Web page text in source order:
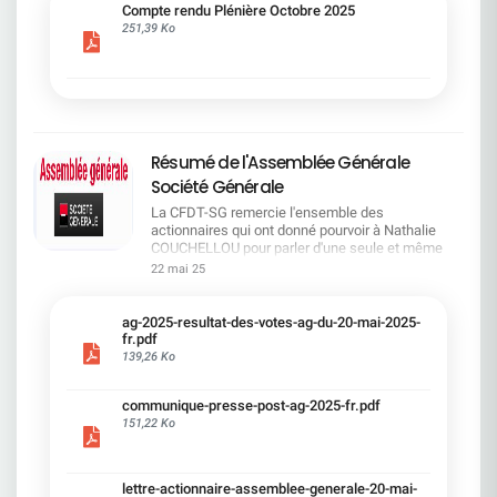
cadre du dialogue social.Bonne lecture !
Compte rendu Plénière Octobre 2025
251,39 Ko
Résumé de l'Assemblée Générale
Société Générale
La CFDT-SG remercie l'ensemble des
actionnaires qui ont donné pourvoir à Nathalie
COUCHELLOU pour parler d'une seule et même
voix.L'assemblée Générale s'est ouverte avec 4
souligné la forte amélioration en 2024 de tous les
facteurs financiers et le premier trimestre 2025
encourageant.Le Directeur Général, Slawomir
solide. Etre une banque simple et intégrée. Etre
une banque efficace. Etre une banque rentable. Le
22 mai 25
ag-2025-resultat-des-votes-ag-du-20-mai-2025-
fr.pdf
139,26 Ko
communique-presse-post-ag-2025-fr.pdf
151,22 Ko
lettre-actionnaire-assemblee-generale-20-mai-